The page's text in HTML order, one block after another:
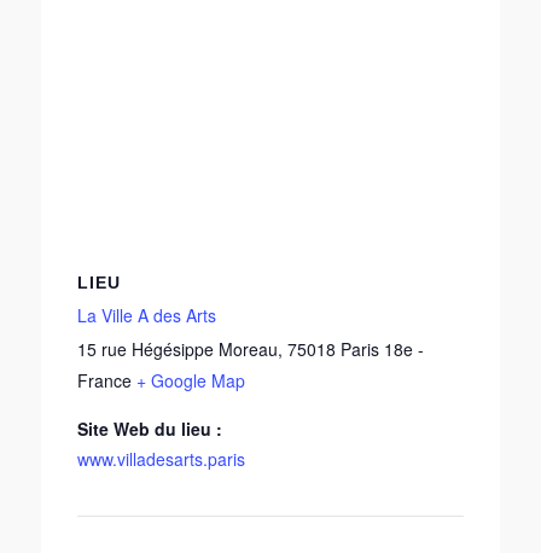
LIEU
La Ville A des Arts
15 rue Hégésippe Moreau, 75018 Paris 18e -
France + Google Map
Site Web du lieu :
www.villadesarts.paris